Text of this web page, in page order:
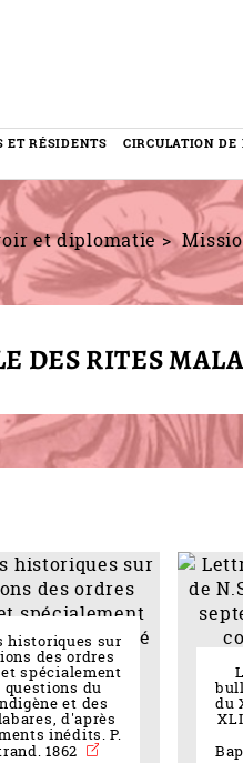
ET RÉSIDENTS CIRCULATION DE
et diplomatie
DES RITES
historiques sur
des ordres
spécialement
questions du
et des
d'après
inédits. P.
1862
du